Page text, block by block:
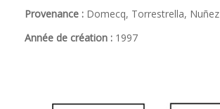
Provenance : Domecq, Torrestrella, Nuñez
Année de création : 1997